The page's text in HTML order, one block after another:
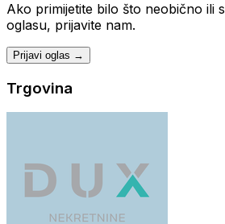
Ako primijetite bilo što neobično ili
oglasu, prijavite nam.
Prijavi oglas →
Trgovina